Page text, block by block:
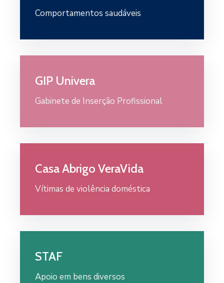
Comportamentos saudáveis
GIP Univera
Gabinete de Inserção Profissional
Casa Abrigo VeraVida
Vítimas de violência doméstica
STAF
Apoio em bens diversos